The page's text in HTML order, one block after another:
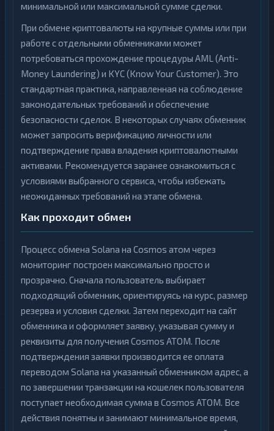
минимальной или максимальной сумме сделки.
При обмене криптовалюты на крупные суммы или при
работе с отдельными обменниками может
потребоваться прохождение процедуры AML (Anti-
Money Laundering) и KYC (Know Your Customer). Это
стандартная практика, направленная на соблюдение
законодательных требований и обеспечение
безопасности сделок. В некоторых случаях обменник
может запросить верификацию личности или
подтверждение права владения криптовалютными
активами. Рекомендуется заранее ознакомиться с
условиями выбранного сервиса, чтобы избежать
неожиданных требований на этапе обмена.
Как проходит обмен
Процесс обмена Solana на Cosmos атом через
мониторинг построен максимально просто и
прозрачно. Сначала пользователь выбирает
подходящий обменник, ориентируясь на курс, размер
резерва и условия сделки. Затем переходит на сайт
обменника и оформляет заявку, указывая сумму и
реквизиты для получения Cosmos ATOM. После
подтверждения заявки производится ее оплата
переводом Solana на указанный обменником адрес, а
по завершении транзакции на кошелек пользователя
поступает необходимая сумма в Cosmos ATOM. Все
действия понятны и занимают минимальное время,